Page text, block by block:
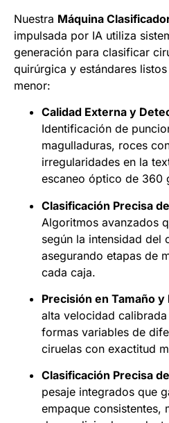
Nuestra Máquina
impulsada por IA utiliza
generación para clasificar
quirúrgica y estándares
menor:
Calidad Externa y
Identificación de
magulladuras, roces
irregularidades en la
escaneo óptico de 360
Clasificación Precisa
Algoritmos avanzados
según la intensidad
asegurando etapas de
cada caja.
Precisión en Tamaño y
alta velocidad
formas variables de
ciruelas con exactitud
Clasificación Precisa
pesaje integrados que
empaque consistentes,